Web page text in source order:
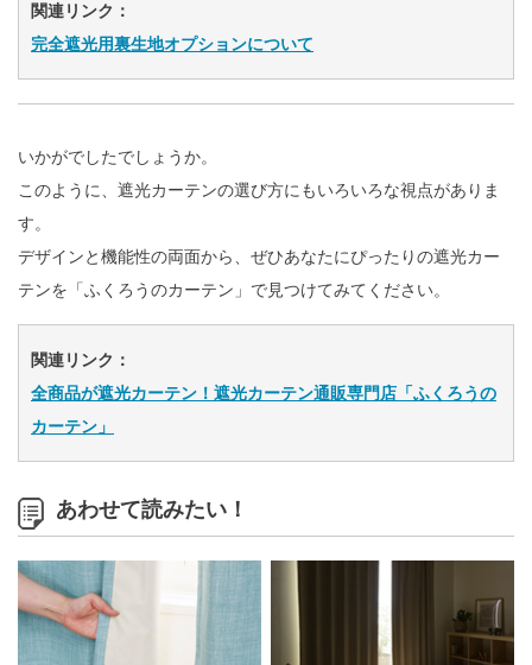
関連リンク：
完全遮光用裏生地オプションについて
いかがでしたでしょうか。
このように、遮光カーテンの選び方にもいろいろな視点がありま
す。
デザインと機能性の両面から、ぜひあなたにぴったりの遮光カー
テンを「ふくろうのカーテン」で見つけてみてください。
関連リンク：
全商品が遮光カーテン！遮光カーテン通販専門店「ふくろうの
カーテン」
あわせて読みたい！